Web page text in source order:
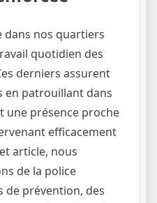
nos quartiers
quotidien des
derniers assurent
en patrouillant dans
une présence proche
efficacement
article, nous
de la police
de prévention, des